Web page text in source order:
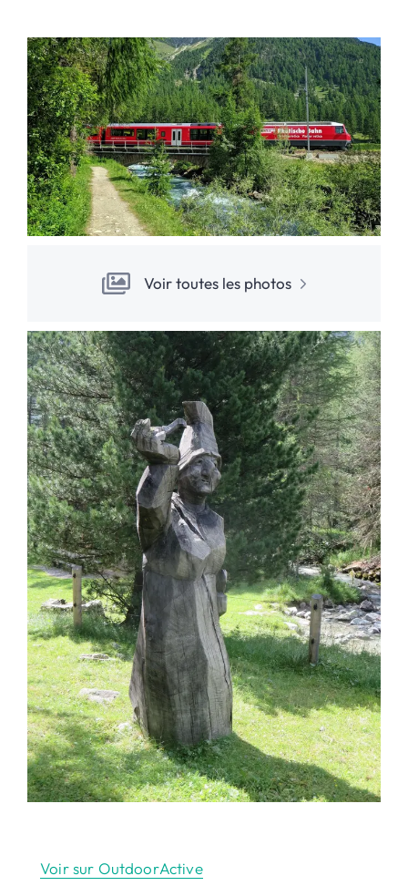
Voir toutes les photos
Voir sur OutdoorActive